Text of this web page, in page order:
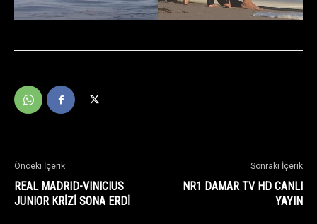
Önceki İçerik
REAL MADRID-VINICIUS
JUNIOR KRİZİ SONA ERDİ
Sonraki İçerik
NR1 DAMAR TV HD CANLI
YAYIN